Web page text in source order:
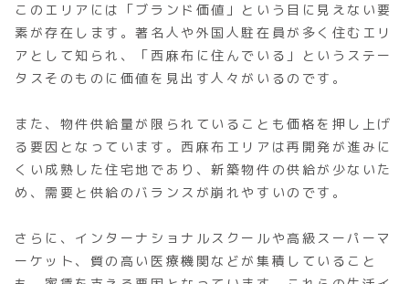
このエリアには「ブランド価値」という目に見えない要
素が存在します。著名人や外国人駐在員が多く住むエリ
アとして知られ、「西麻布に住んでいる」というステー
タスそのものに価値を見出す人々がいるのです。
また、物件供給量が限られていることも価格を押し上げ
る要因となっています。西麻布エリアは再開発が進みに
くい成熟した住宅地であり、新築物件の供給が少ないた
め、需要と供給のバランスが崩れやすいのです。
さらに、インターナショナルスクールや高級スーパーマ
ーケット、質の高い医療機関などが集積していること